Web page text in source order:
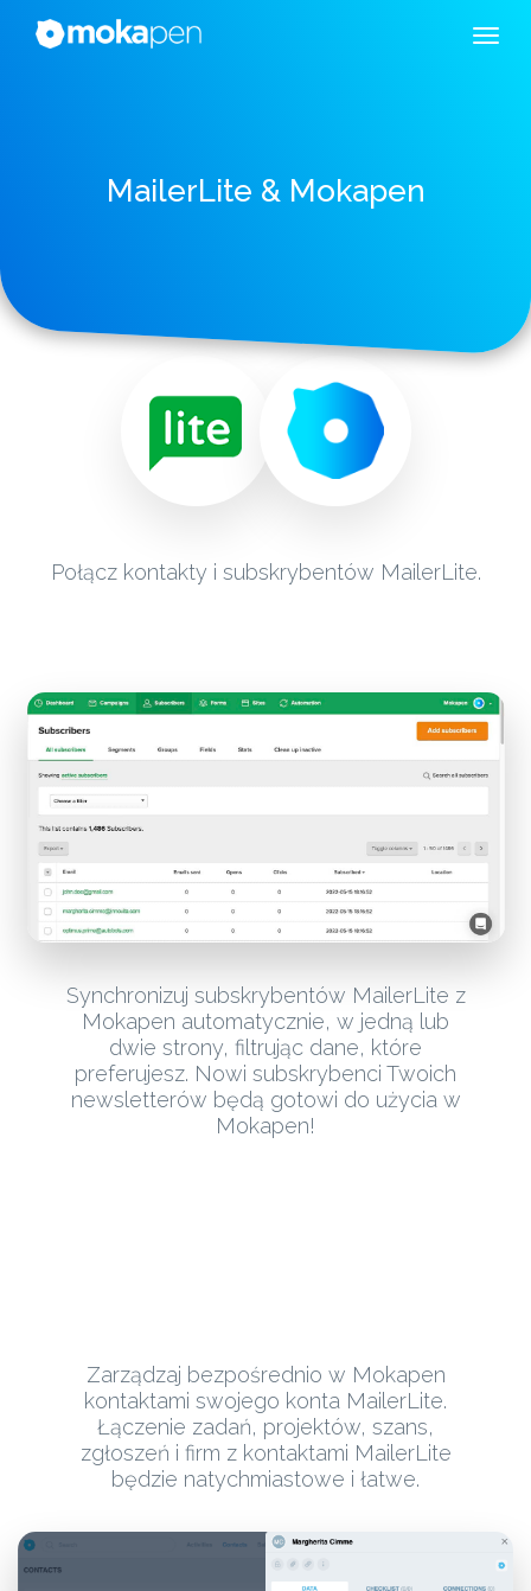
MailerLite & Mokapen
Połącz kontakty i subskrybentów MailerLite.
Synchronizuj subskrybentów MailerLite z
Mokapen automatycznie, w jedną lub
dwie strony, filtrując dane, które
preferujesz. Nowi subskrybenci Twoich
newsletterów będą gotowi do użycia w
Mokapen!
Zarządzaj bezpośrednio w Mokapen
kontaktami swojego konta MailerLite.
Łączenie zadań, projektów, szans,
zgłoszeń i firm z kontaktami MailerLite
będzie natychmiastowe i łatwe.